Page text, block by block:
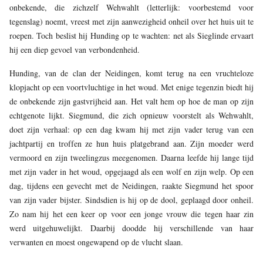
onbekende, die zichzelf Wehwahlt (letterlijk: voorbestemd voor
tegenslag) noemt, vreest met zijn aanwezigheid onheil over het huis uit te
roepen. Toch beslist hij Hunding op te wachten: net als Sieglinde ervaart
hij een diep gevoel van verbondenheid.
Hunding, van de clan der Neidingen, komt terug na een vruchteloze
klopjacht op een voortvluchtige in het woud. Met enige tegenzin biedt hij
de onbekende zijn gastvrijheid aan. Het valt hem op hoe de man op zijn
echtgenote lijkt. Siegmund, die zich opnieuw voorstelt als Wehwahlt,
doet zijn verhaal: op een dag kwam hij met zijn vader terug van een
jachtpartij en troffen ze hun huis platgebrand aan. Zijn moeder werd
vermoord en zijn tweelingzus meegenomen. Daarna leefde hij lange tijd
met zijn vader in het woud, opgejaagd als een wolf en zijn welp. Op een
dag, tijdens een gevecht met de Neidingen, raakte Siegmund het spoor
van zijn vader bijster. Sindsdien is hij op de dool, geplaagd door onheil.
Zo nam hij het een keer op voor een jonge vrouw die tegen haar zin
werd uitgehuwelijkt. Daarbij doodde hij verschillende van haar
verwanten en moest ongewapend op de vlucht slaan.